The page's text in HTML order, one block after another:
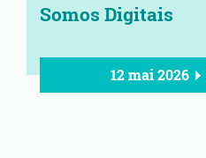
Somos Digitais
12 mai 2026